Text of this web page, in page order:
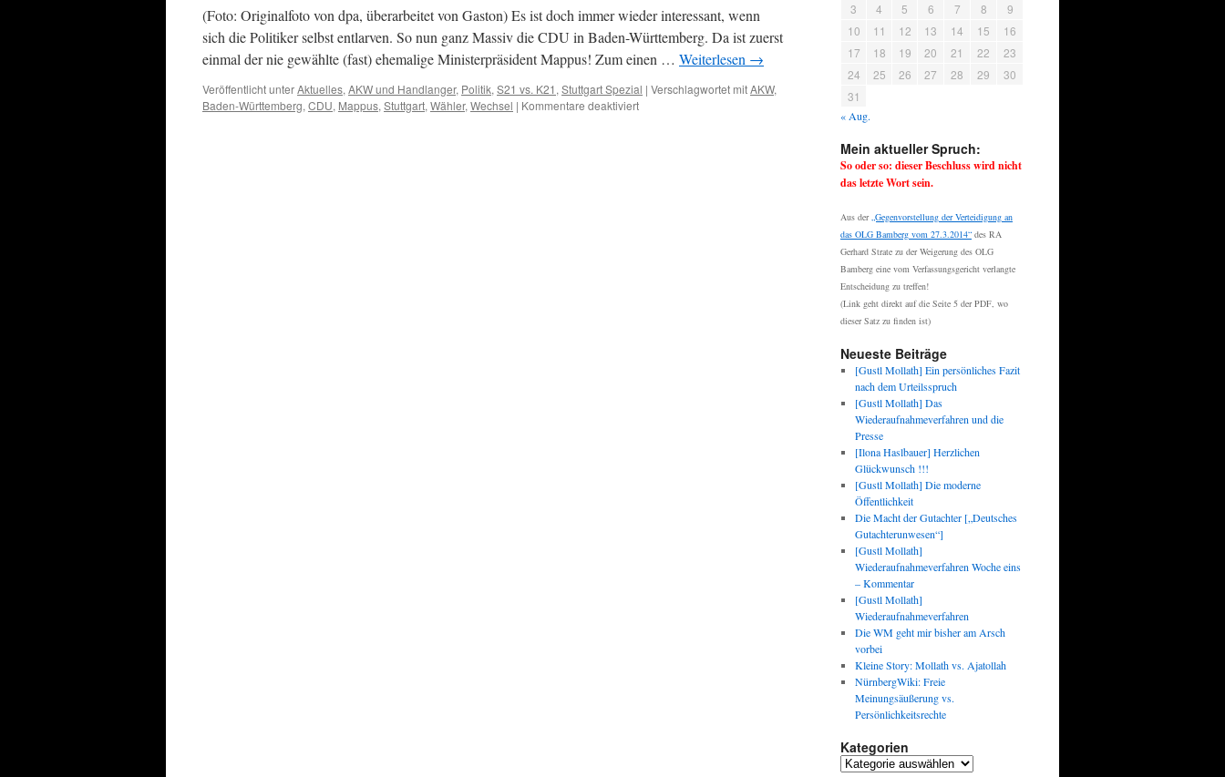
(Foto: Originalfoto von dpa, überarbeitet von Gaston) Es ist doch immer wieder interessant, wenn
sich die Politiker selbst entlarven. So nun ganz Massiv die CDU in Baden-Württemberg. Da ist zuerst
einmal der nie gewählte (fast) ehemalige Ministerpräsident Mappus! Zum einen … Weiterlesen →
Veröffentlicht unterAktuelles, AKW und Handlanger, Politik, S21 vs. K21 , Stuttgart Spezial | Verschlagwortet mitAKW,
Baden-Württemberg, CDU, Mappus, Stuttgart, Wähler, Wechsel | Kommentare deaktiviert
3
4 5 6 7 8
9
10
11 12 13 14 15
16
17
18 19 20 21 22
23
24
25 26 27 28 29
30
31
« Aug.
Mein aktueller Spruch:
So oder so: dieser Beschluss wird nicht
das letzte Wort sein.
Aus der„Gegenvorstellung der Verteidigung an
das OLG Bamberg vom 27.3.2014“ des RA
Gerhard Strate zu der Weigerung des OLG
Bamberg eine vom Verfassungsgericht verlangte
Entscheidung zu treffen!
(Link geht direkt auf die Seite 5 der PDF, wo
dieser Satz zu finden ist)
Neueste Beiträge
[Gustl Mollath] Ein persönliches Fazit
nach dem Urteilsspruch
[Gustl Mollath] Das
Wiederaufnahmeverfahren und die
Presse
[Ilona Haslbauer] Herzlichen
Glückwunsch !!!
[Gustl Mollath] Die moderne
Öffentlichkeit
Die Macht der Gutachter [„Deutsches
Gutachterunwesen“]
[Gustl Mollath]
Wiederaufnahmeverfahren Woche eins
– Kommentar
[Gustl Mollath]
Wiederaufnahmeverfahren
Die WM geht mir bisher am Arsch
vorbei
Kleine Story: Mollath vs. Ajatollah
NürnbergWiki: Freie
Meinungsäußerung vs.
Persönlichkeitsrechte
Kategorien